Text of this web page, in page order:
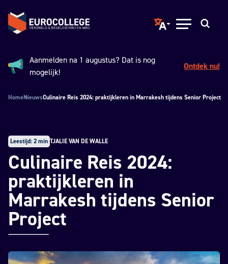
Spring naar hoofdinhoud
Terug naar de homepage
Translate page to
Open menu
Aankondiging:
Aanmelden na 1 augustus? Dat is nog
mogelijk!
Ontdek nu!
HomeNieuwsCulinaire Reis 2024: praktijkleren in Marrakesh tijdens Senior Project
Leestijd: 2 min TJALIE VAN DE WALLE
Culinaire Reis 2024:
praktijkleren in
Marrakesh tijdens Senior
Project